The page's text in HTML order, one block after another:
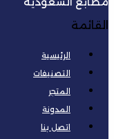
القائمة
الرئيسية
التصنيفات
المتجر
المدونة
اتصل بنا